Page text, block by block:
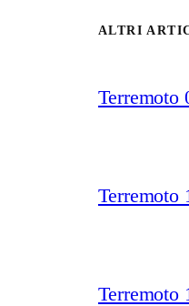
ALTRI
Terremoto
Terremoto
Terremoto